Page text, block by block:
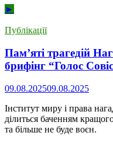
►
Публікації
Пам’яті трагедій
брифінг “Голос
09.08.202509.08.2025
Інститут миру і права
ділиться баченням
та більше не буде воєн.